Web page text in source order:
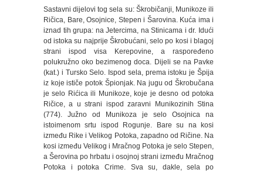
Sastavni dijelovi tog sela su: Škrobičanji, Munikoze ili
Ričica, Bare, Osojnice, Stepen i Šarovina. Kuća ima i
iznad tih grupa: na Jetercima, na Stinicama i dr. Idući
od istoka su najprije Škrobućani, selo po kosi i blagoj
strani ispod visa Kerepovine, a raspoređeno
polukružno oko bezimenog doca. Dijeli se na Pavke
(kat.) i Tursko Selo. Ispod sela, prema istoku je Špija
iz koje ističe potok Špionjak. Na jugu od Škrobučana
je selo Rićica ili Munikoze, koje je desno od potoka
Ričice, a u strani ispod zaravni Munikozinih Stina
(774). Južno od Munikoza je selo Osojnica na
istoimenom srtu ispod Rogunje. Bare su na kosi
između Rike i Velikog Potoka, zapadno od Ričine. Na
kosi između Velikog i Mračnog Potoka je selo Stepen,
a Šerovina po hrbatu i osojnoj strani između Mračnog
Potoka i potoka Crime. Sva su, dakle, sela po